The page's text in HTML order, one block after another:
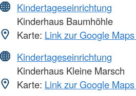
Kindertageseinrichtung
Kinderhaus Baumhöhle
Karte: Link zur Google
Kindertageseinrichtung
Kinderhaus Kleine Marsch
Karte: Link zur Google